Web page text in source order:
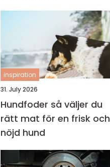
inspiration
31. July 2026
Hundfoder så väljer du
rätt mat för en frisk och
nöjd hund